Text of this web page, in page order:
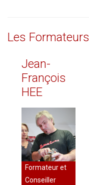
Les Formateurs
Jean-
François
HEE
Formateur et
Conseiller